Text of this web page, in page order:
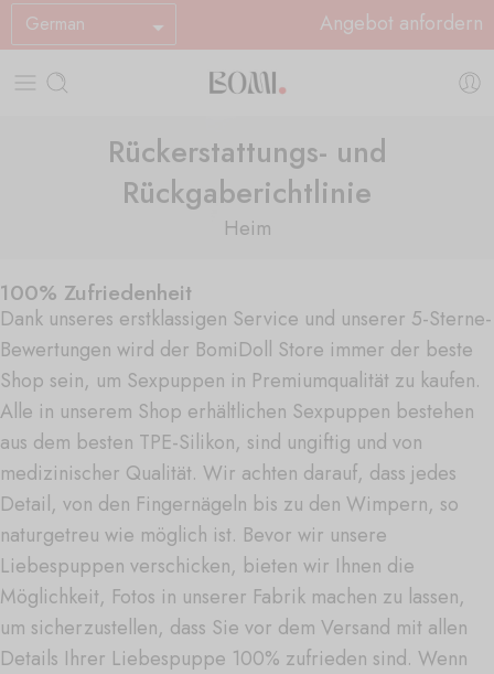
German Angebot anfordern
Rückerstattungs- und
Rückgaberichtlinie
Heim
100% Zufriedenheit
Dank unseres erstklassigen Service und unserer 5-Sterne-
Bewertungen wird der BomiDoll Store immer der beste
Shop sein, um Sexpuppen in Premiumqualität zu kaufen.
Alle in unserem Shop erhältlichen Sexpuppen bestehen
aus dem besten TPE-Silikon, sind ungiftig und von
medizinischer Qualität. Wir achten darauf, dass jedes
Detail, von den Fingernägeln bis zu den Wimpern, so
naturgetreu wie möglich ist. Bevor wir unsere
Liebespuppen verschicken, bieten wir Ihnen die
Möglichkeit, Fotos in unserer Fabrik machen zu lassen,
um sicherzustellen, dass Sie vor dem Versand mit allen
Details Ihrer Liebespuppe 100% zufrieden sind. Wenn